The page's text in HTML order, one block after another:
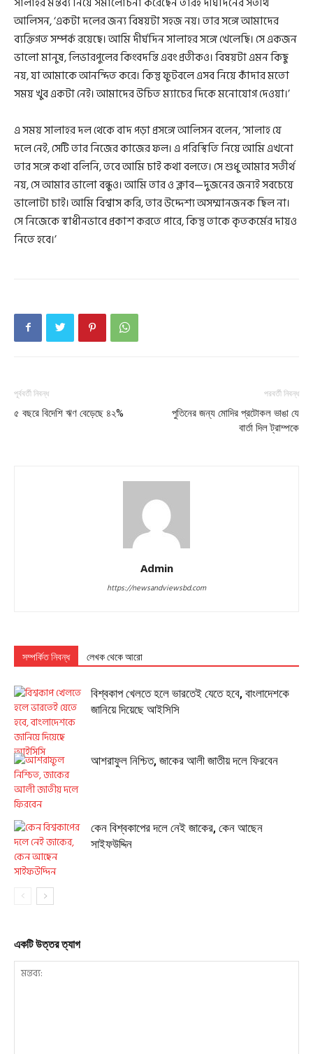
আলিসন, ‘একটা দলের জন্য বিষয়টা সহজ নয়। তার সঙ্গে আমাদের
ব্যক্তিগত সম্পর্ক রয়েছে। আমি দীর্ঘদিন সালাহর সঙ্গে খেলেছি। সে একজন
ভালো মানুষ, লিভারপুলের কিংবদন্তি এবং প্রতীকও। বিষয়টা এমন কিছু
নয়, যা আমাকে আনন্দিত করে। কিন্তু ফুটবলে এসব নিয়ে কাঁদার মতো
সময় খুব একটা নেই। আমাদের উচিত ম্যাচের দিকে মনোযোগ দেওয়া।’
এ সময় সালাহর দল থেকে বাদ পড়া প্রসঙ্গে আলিসন বলেন, ‘সালাহ যে
দলে নেই, সেটি তার নিজের কাজের ফল। এ পরিস্থিতি নিয়ে আমি এখনো
তার সঙ্গে কথা বলিনি, তবে আমি চাই কথা বলতে। সে শুধু আমার সতীর্থ
নয়, সে আমার ভালো বন্ধুও। আমি তার ও ক্লাব—দুজনের জন্যই সবচেয়ে
ভালোটা চাই। আমি বিশ্বাস করি, তার উদ্দেশ্য অসম্মানজনক ছিল না।
সে নিজেকে স্বাধীনভাবে প্রকাশ করতে পারে, কিন্তু তাকে কৃতকর্মের দায়ও
নিতে হবে।’
পূর্ববর্তী নিবন্ধ
৫ বছরে বিদেশি ঋণ বেড়েছে ৪২%
পরবর্তী নিবন্ধ
পুতিনের জন্য মোদির প্রটোকল ভাঙা যে
বার্তা দিল ট্রাম্পকে
Admin
https://newsandviewsbd.com
সম্পর্কিত নিবন্ধ লেখক থেকে আরো
বিশ্বকাপ খেলতে হলে ভারতেই যেতে হবে, বাংলাদেশকে
জানিয়ে দিয়েছে আইসিসি
আশরাফুল নিশ্চিত, জাকের আলী জাতীয় দলে ফিরবেন
কেন বিশ্বকাপের দলে নেই জাকের, কেন আছেন
সাইফউদ্দিন
একটি উত্তর ত্যাগ